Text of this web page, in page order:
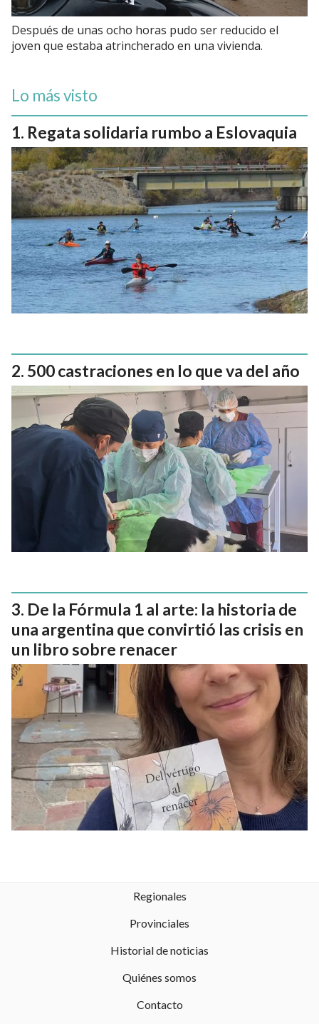
Después de unas ocho horas pudo ser reducido el
joven que estaba atrincherado en una vivienda.
Lo más visto
Regata solidaria rumbo a Eslovaquia
500 castraciones en lo que va del año
De la Fórmula 1 al arte: la historia de
una argentina que convirtió las crisis en
un libro sobre renacer
Regionales
Provinciales
Historial de noticias
Quiénes somos
Contacto